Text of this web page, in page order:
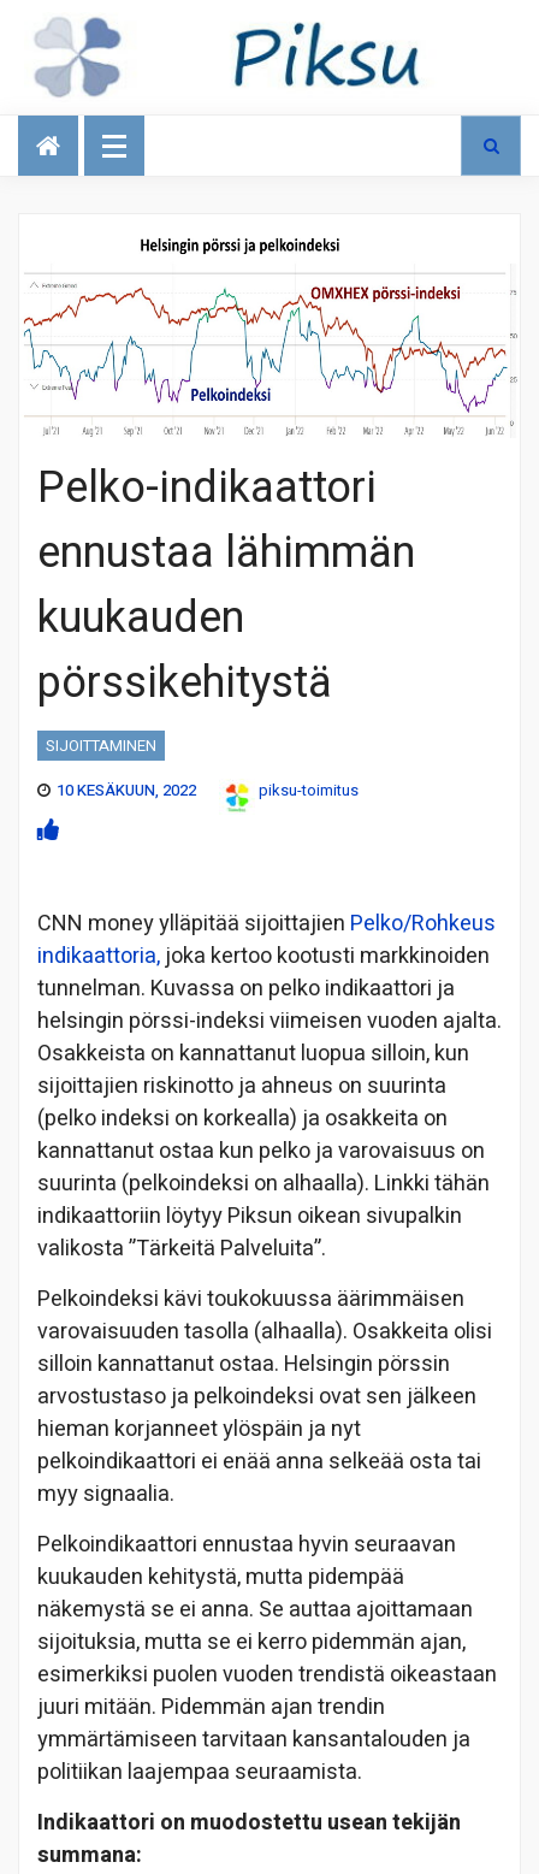
Talous
Pelko-indikaattori
ennustaa lähimmän
kuukauden
pörssikehitystä
SIJOITTAMINEN
10 KESÄKUUN, 2022
piksu-toimitus
CNN money ylläpitää sijoittajien Pelko/Rohkeus
indikaattoria, joka kertoo kootusti markkinoiden
tunnelman. Kuvassa on pelko indikaattori ja
helsingin pörssi-indeksi viimeisen vuoden ajalta.
Osakkeista on kannattanut luopua silloin, kun
sijoittajien riskinotto ja ahneus on suurinta
(pelko indeksi on korkealla) ja osakkeita on
kannattanut ostaa kun pelko ja varovaisuus on
suurinta (pelkoindeksi on alhaalla). Linkki tähän
indikaattoriin löytyy Piksun oikean sivupalkin
valikosta ”Tärkeitä Palveluita”.
Pelkoindeksi kävi toukokuussa äärimmäisen
varovaisuuden tasolla (alhaalla). Osakkeita olisi
silloin kannattanut ostaa. Helsingin pörssin
arvostustaso ja pelkoindeksi ovat sen jälkeen
hieman korjanneet ylöspäin ja nyt
pelkoindikaattori ei enää anna selkeää osta tai
myy signaalia.
Pelkoindikaattori ennustaa hyvin seuraavan
kuukauden kehitystä, mutta pidempää
näkemystä se ei anna. Se auttaa ajoittamaan
sijoituksia, mutta se ei kerro pidemmän ajan,
esimerkiksi puolen vuoden trendistä oikeastaan
juuri mitään. Pidemmän ajan trendin
ymmärtämiseen tarvitaan kansantalouden ja
politiikan laajempaa seuraamista.
Indikaattori on muodostettu usean tekijän
summana: